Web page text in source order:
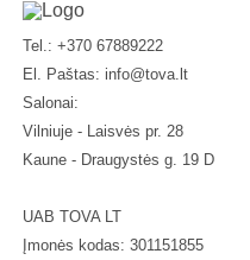
Tel.: +370 67889222
El. Paštas: info@tova.lt
Salonai:
Vilniuje - Laisvės pr. 28
Kaune - Draugystės g. 19 D
UAB TOVA LT
Įmonės kodas: 301151855